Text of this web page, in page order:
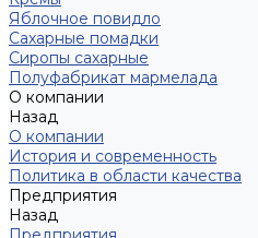
Яблочное повидло
Сахарные помадки
Сиропы сахарные
Полуфабрикат мармелада
О компании
Назад
О компании
История и современность
Политика в области качества
Предприятия
Назад